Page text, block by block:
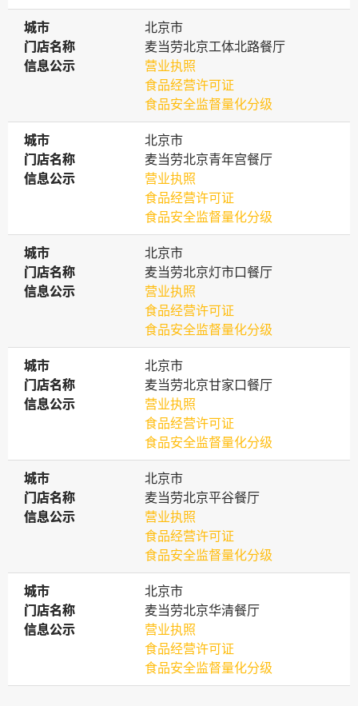
城市
城市
北京市
门店名称
门店名称
麦当劳北京工体北路餐厅
信息公示
信息公示
营业执照
食品经营许可证
食品安全监督量化分级
城市
城市
北京市
门店名称
门店名称
麦当劳北京青年宫餐厅
信息公示
信息公示
营业执照
食品经营许可证
食品安全监督量化分级
城市
城市
北京市
门店名称
门店名称
麦当劳北京灯市口餐厅
信息公示
信息公示
营业执照
食品经营许可证
食品安全监督量化分级
城市
城市
北京市
门店名称
门店名称
麦当劳北京甘家口餐厅
信息公示
信息公示
营业执照
食品经营许可证
食品安全监督量化分级
城市
城市
北京市
门店名称
门店名称
麦当劳北京平谷餐厅
信息公示
信息公示
营业执照
食品经营许可证
食品安全监督量化分级
城市
城市
北京市
门店名称
门店名称
麦当劳北京华清餐厅
信息公示
信息公示
营业执照
食品经营许可证
食品安全监督量化分级